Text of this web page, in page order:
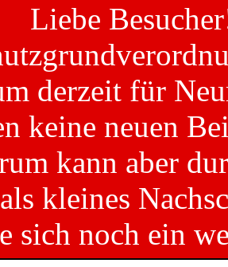
Liebe
derzeit für
keine neuen
kann aber
kleines
sich noch ein